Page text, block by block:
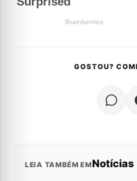
GOSTOU?
LEIA TAMBÉM EMNotícias